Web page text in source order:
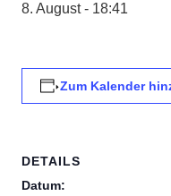
8. August - 18:41
Zum Kalender
DETAILS
Datum: